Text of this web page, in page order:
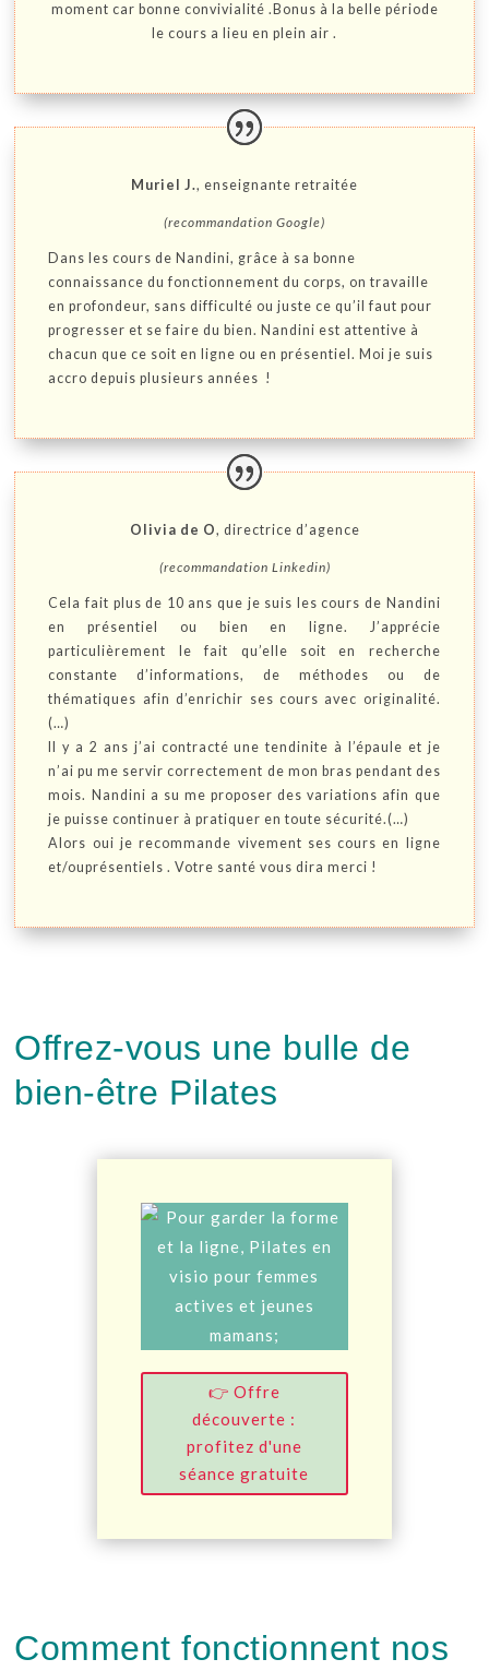
moment car bonne convivialité .Bonus à la belle période
le cours a lieu en plein air .
Muriel J., enseignante retraitée
(recommandation Google)
Dans les cours de Nandini, grâce à sa bonne
connaissance du fonctionnement du corps, on travaille
en profondeur, sans difficulté ou juste ce qu’il faut pour
progresser et se faire du bien. Nandini est attentive à
chacun que ce soit en ligne ou en présentiel. Moi je suis
accro depuis plusieurs années !
Olivia de O, directrice d’agence
(recommandation Linkedin)
Cela fait plus de 10 ans que je suis les cours de Nandini
en présentiel ou bien en ligne. J’apprécie
particulièrement le fait qu’elle soit en recherche
constante d’informations, de méthodes ou de
thématiques afin d’enrichir ses cours avec originalité.
(…)
Il y a 2 ans j’ai contracté une tendinite à l’épaule et je
n’ai pu me servir correctement de mon bras pendant des
mois. Nandini a su me proposer des variations afin que
je puisse continuer à pratiquer en toute sécurité.(…)
Alors oui je recommande vivement ses cours en ligne
et/ouprésentiels . Votre santé vous dira merci !
Offrez-vous une bulle de
bien-être Pilates
👉 Offre
découverte :
profitez d'une
séance gratuite
Comment fonctionnent nos